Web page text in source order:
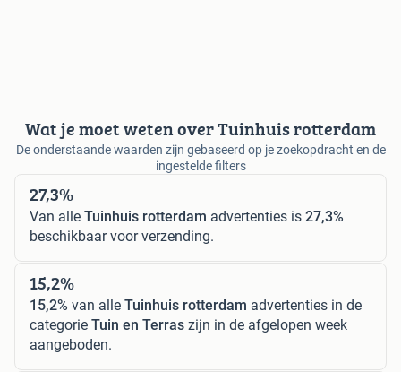
Wat je moet weten over Tuinhuis rotterdam
De onderstaande waarden zijn gebaseerd op je zoekopdracht en de
ingestelde filters
27,3%
Van alle Tuinhuis rotterdam advertenties is 27,3%
beschikbaar voor verzending.
15,2%
15,2% van alle Tuinhuis rotterdam advertenties in de
categorie Tuin en Terras zijn in de afgelopen week
aangeboden.